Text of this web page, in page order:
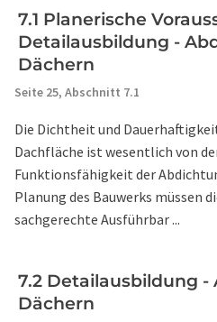
7.1 Planerische
Detailausbildung -
Dächern
Seite 25, Abschnitt 7.1
Die Dichtheit und
Dachfläche ist wesentlich von
Funktionsfähigkeit der
Planung des Bauwerks müssen
sachgerechte Ausführbar ...
7.2 Detailausbildung
Dächern